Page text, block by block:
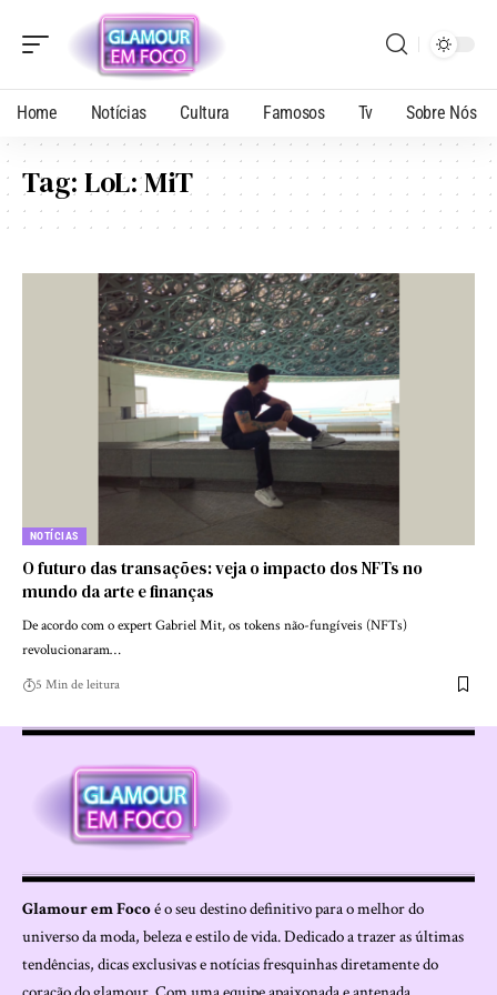
Home Notícias Cultura Famosos Tv Sobre Nós
Tag:LoL: MiT
NOTÍCIAS
O futuro das transações: veja o impacto dos NFTs no
mundo da arte e finanças
De acordo com o expert Gabriel Mit, os tokens não-fungíveis (NFTs)
revolucionaram…
5 Min de leitura
Glamour em Focoé o seu destino definitivo para o melhor do
universo da moda, beleza e estilo de vida. Dedicado a trazer as últimas
tendências, dicas exclusivas e notícias fresquinhas diretamente do